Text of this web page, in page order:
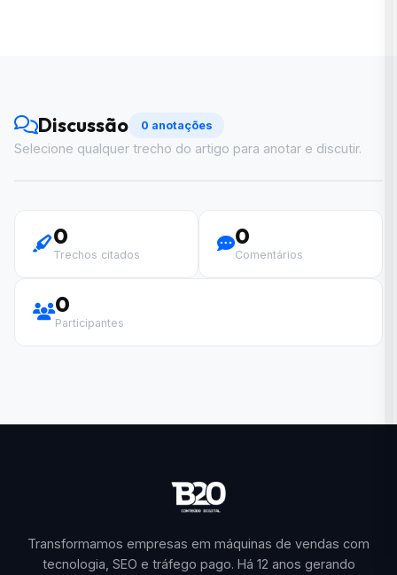
Discussão 0 anotações
Selecione qualquer trecho do artigo para anotar e discutir.
0
Trechos citados
0
Comentários
0
Participantes
Transformamos empresas em máquinas de vendas com
tecnologia, SEO e tráfego pago. Há 12 anos gerando